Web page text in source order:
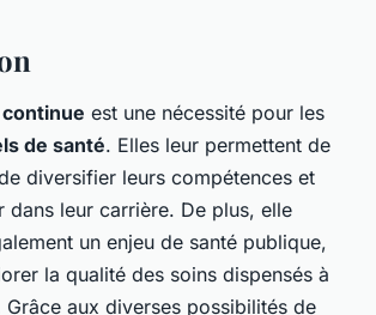
est une nécessité pour les
de santé. Elles leur permettent de
diversifier leurs compétences et
dans leur carrière. De plus, elle
un enjeu de santé publique,
la qualité des soins dispensés à
aux diverses possibilités de